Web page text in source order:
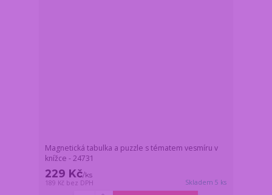
Magnetická tabulka a puzzle s tématem vesmíru v
knížce - 24731
229 Kč/ks
189 Kč bez DPH Skladem 5 ks